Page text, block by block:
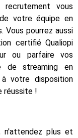
vous
votre équipe en
Vous pourrez aussi
certifié Qualiopi
ou parfaire vos
de streaming en
votre disposition
réussite !
plus et